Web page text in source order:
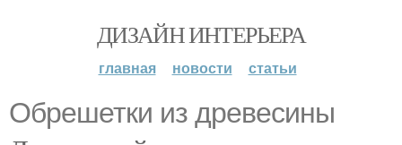
ДИЗАЙН ИНТЕРЬЕРА
главная новости статьи
Обрешетки из древесины